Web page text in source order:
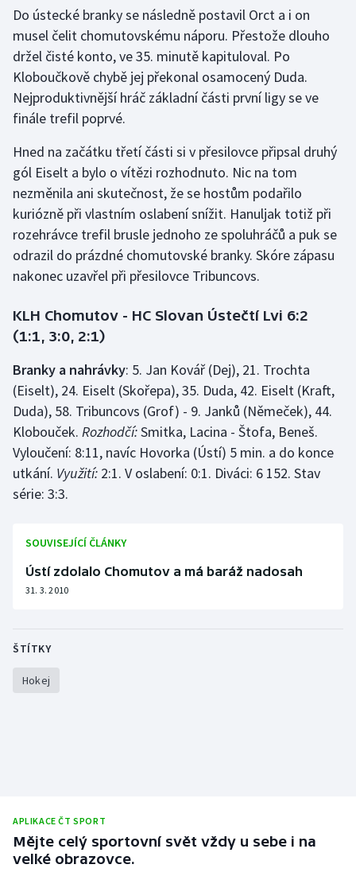
Short track
Sportovní střelba
Stolní tenis
Veslování
Vodní slalom
Volejbal
Ostatní
Do ústecké branky se následně postavil Orct a i on
musel čelit chomutovskému náporu. Přestože dlouho
držel čisté konto, ve 35. minutě kapituloval. Po
Kloboučkově chybě jej překonal osamocený Duda.
Nejproduktivnější hráč základní části první ligy se ve
finále trefil poprvé.
Hned na začátku třetí části si v přesilovce připsal druhý
gól Eiselt a bylo o vítězi rozhodnuto. Nic na tom
nezměnila ani skutečnost, že se hostům podařilo
kuriózně při vlastním oslabení snížit. Hanuljak totiž při
rozehrávce trefil brusle jednoho ze spoluhráčů a puk se
odrazil do prázdné chomutovské branky. Skóre zápasu
nakonec uzavřel při přesilovce Tribuncovs.
KLH Chomutov - HC Slovan Ústečtí Lvi 6:2
(1:1, 3:0, 2:1)
Branky a nahrávky: 5. Jan Kovář (Dej), 21. Trochta
(Eiselt), 24. Eiselt (Skořepa), 35. Duda, 42. Eiselt (Kraft,
Duda), 58. Tribuncovs (Grof) - 9. Janků (Němeček), 44.
Klobouček. Rozhodčí:Smitka, Lacina - Štofa, Beneš.
Vyloučení: 8:11, navíc Hovorka (Ústí) 5 min. a do konce
utkání. Využití: 2:1. V oslabení: 0:1. Diváci: 6 152. Stav
série: 3:3.
SOUVISEJÍCÍ ČLÁNKY
Ústí zdolalo Chomutov a má baráž nadosah
31. 3. 2010
ŠTÍTKY
Hokej
APLIKACE ČT SPORT
Mějte celý sportovní svět vždy u sebe i na
velké obrazovce.